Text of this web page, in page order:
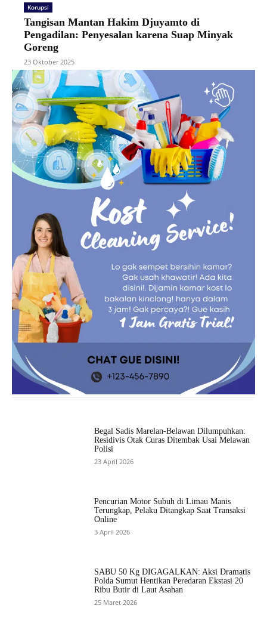
Korupsi
Tangisan Mantan Hakim Djuyamto di
Pengadilan: Penyesalan karena Suap Minyak
Goreng
23 Oktober 2025
Begal Sadis Marelan-Belawan Dilumpuhkan:
Residivis Otak Curas Ditembak Usai Melawan
Polisi
23 April 2026
Pencurian Motor Subuh di Limau Manis
Terungkap, Pelaku Ditangkap Saat Transaksi
Online
3 April 2026
SABU 50 Kg DIGAGALKAN: Aksi Dramatis
Polda Sumut Hentikan Peredaran Ekstasi 20
Ribu Butir di Laut Asahan
25 Maret 2026